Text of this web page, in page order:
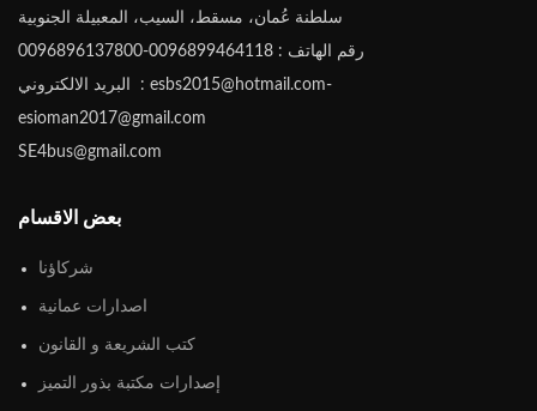
سلطنة عُمان، مسقط، السيب، المعبيلة الجنوبية
رقم الهاتف : 0096899464118-0096896137800
البريد الالكتروني : esbs2015@hotmail.com-
esioman2017@gmail.com
SE4bus@gmail.com
بعض الاقسام
شركاؤنا
اصدارات عمانية
كتب الشريعة و القانون
إصدارات مكتبة بذور التميز